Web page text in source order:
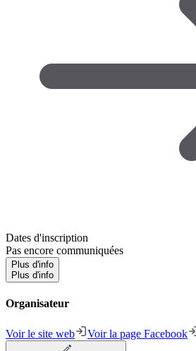
Dates d'inscription
Pas encore communiquées
Plus d'info
Plus d'info
Organisateur
Voir le site web Voir la page Facebook